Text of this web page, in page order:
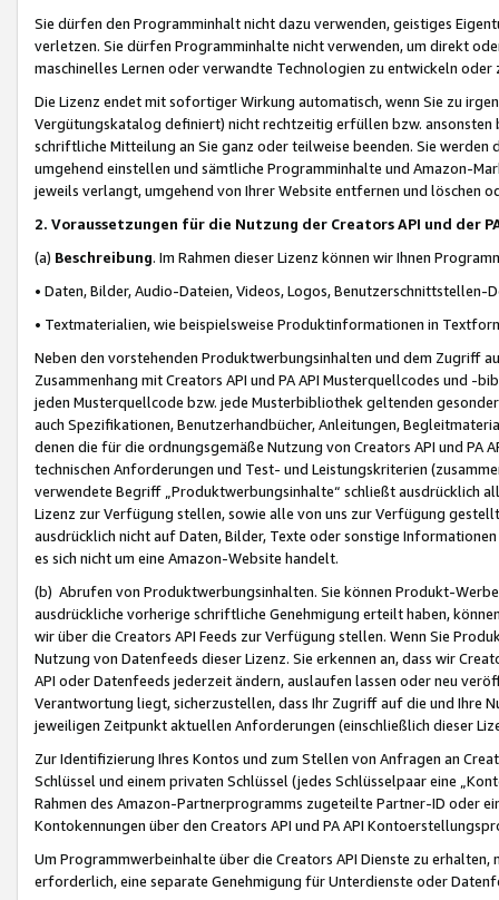
Sie dürfen den Programminhalt nicht dazu verwenden, geistiges
verletzen. Sie dürfen Programminhalte nicht verwenden, um direkt
maschinelles Lernen oder verwandte Technologien zu entwickeln
Die Lizenz endet mit sofortiger Wirkung automatisch, wenn Sie zu
Vergütungskatalog definiert) nicht rechtzeitig erfüllen bzw. ansonsten
schriftliche Mitteilung an Sie ganz oder teilweise beenden. Sie werden
umgehend einstellen und sämtliche Programminhalte und Amazon-
jeweils verlangt, umgehend von Ihrer Website entfernen und löschen
2. Voraussetzungen für die Nutzung der Creators API und der
(a) Beschreibung. Im Rahmen dieser Lizenz können wir Ihnen
• Daten, Bilder, Audio-Dateien, Videos, Logos, Benutzerschnittstellen-
• Textmaterialien, wie beispielsweise Produktinformationen in
Neben den vorstehenden Produktwerbungsinhalten und dem Zugriff
Zusammenhang mit Creators API und PA API Musterquellcodes und
jeden Musterquellcode bzw. jede Musterbibliothek geltenden
auch Spezifikationen, Benutzerhandbücher, Anleitungen,
denen die für die ordnungsgemäße Nutzung von Creators API und PA
technischen Anforderungen und Test- und Leistungskriterien
verwendete Begriff „Produktwerbungsinhalte“ schließt ausdrücklich
Lizenz zur Verfügung stellen, sowie alle von uns zur Verfügung
ausdrücklich nicht auf Daten, Bilder, Texte oder sonstige
es sich nicht um eine Amazon-Website handelt.
(b) Abrufen von Produktwerbungsinhalten. Sie können Produkt-
ausdrückliche vorherige schriftliche Genehmigung erteilt haben,
wir über die Creators API Feeds zur Verfügung stellen. Wenn Sie
Nutzung von Datenfeeds dieser Lizenz. Sie erkennen an, dass wir
API oder Datenfeeds jederzeit ändern, auslaufen lassen oder neu
Verantwortung liegt, sicherzustellen, dass Ihr Zugriff auf die und Ihre
jeweiligen Zeitpunkt aktuellen Anforderungen (einschließlich dieser
Zur Identifizierung Ihres Kontos und zum Stellen von Anfragen an
Schlüssel und einem privaten Schlüssel (jedes Schlüsselpaar eine
Rahmen des Amazon-Partnerprogramms zugeteilte Partner-ID oder
Kontokennungen über den Creators API und PA API
Um Programmwerbeinhalte über die Creators API Dienste zu
erforderlich, eine separate Genehmigung für Unterdienste oder